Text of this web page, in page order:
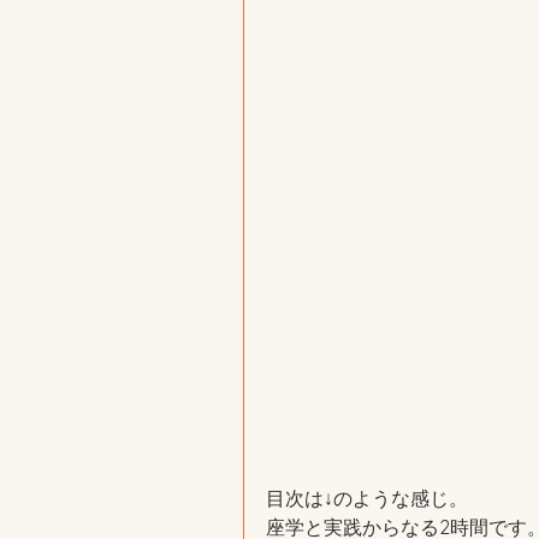
目次は↓のような感じ。
座学と実践からなる2時間です